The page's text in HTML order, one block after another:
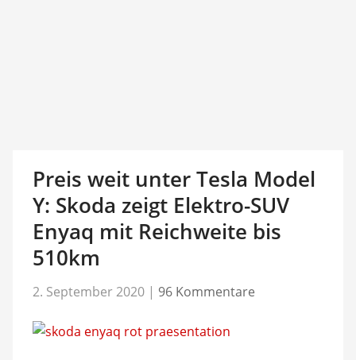
Preis weit unter Tesla Model
Y: Skoda zeigt Elektro-SUV
Enyaq mit Reichweite bis
510km
2. September 2020 | 96 Kommentare